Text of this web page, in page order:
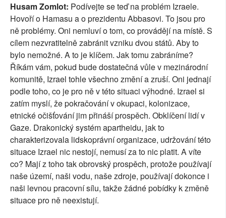
Husam Zomlot: Podívejte se teď na problém Izraele.
Hovoří o Hamasu a o prezidentu Abbasovi. To jsou pro
ně problémy. Oni nemluví o tom, co provádějí na místě. S
cílem nezvratitelně zabránit vzniku dvou států. Aby to
bylo nemožné. A to je klíčem. Jak tomu zabráníme?
Říkám vám, pokud bude dostatečná vůle v mezinárodní
komunitě, Izrael tohle všechno změní a zruší. Oni jednají
podle toho, co je pro ně v této situaci výhodné. Izrael si
zatím myslí, že pokračování v okupaci, kolonizace,
etnické očišťování jim přináší prospěch. Obklíčení lidí v
Gaze. Drakonický systém apartheidu, jak to
charakterizovala lidskoprávní organizace, udržování této
situace Izrael nic nestojí, nemusí za to nic platit. A víte
co? Mají z toho tak obrovský prospěch, protože používají
naše území, naši vodu, naše zdroje, používají dokonce i
naši levnou pracovní sílu, takže žádné pobídky k změně
situace pro ně neexistují.